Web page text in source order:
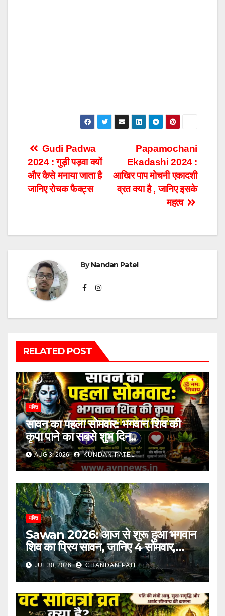
Post
navigation
Papamochani
Ekadashi 2024 :
आखिर पाप मोचनी एकादशी
व्रत क्या है , जानिए इसके
महत्व
Gudi Padwa
2024 : गुड़ी पड़वा क्यों
और कैसे मनाया जाता है
जानिए रोचक फैक्ट्स
ByNandan Patel
RELATED POST
भक्ति
सावन का पहला सोमवार: भगवान शिव की
कृपा पाने का सबसे शुभ दिन..
AUG 3, 2026 KUNDAN PATEL
भक्ति
Sawan 2026: आज से शुरू हुआ भगवान
शिव का प्रिय सावन, जानिए 4 सोमवार,
प्रमुख व्रत, पूजा विधि और धार्मिक महत्व
JUL 30, 2026 CHANDAN PATEL